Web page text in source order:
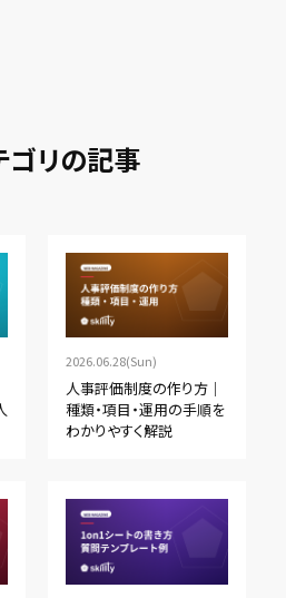
ゴリの記事
2026.06.28(Sun)
人事評価制度の作り方｜
種類・項目・運用の手順を
わかりやすく解説